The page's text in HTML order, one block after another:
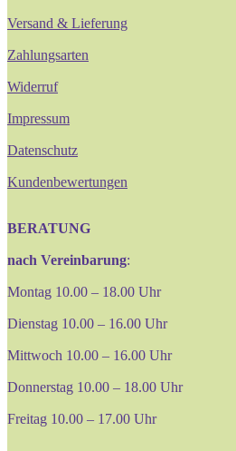
Versand & Lieferung
Zahlungsarten
Widerruf
Impressum
Datenschutz
Kundenbewertungen
BERATUNG
nach Vereinbarung:
Montag 10.00 – 18.00 Uhr
Dienstag 10.00 – 16.00 Uhr
Mittwoch 10.00 – 16.00 Uhr
Donnerstag 10.00 – 18.00 Uhr
Freitag 10.00 – 17.00 Uhr